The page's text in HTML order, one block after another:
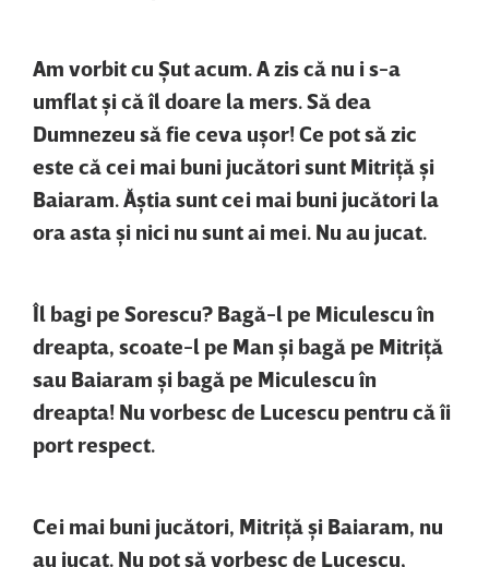
Am vorbit cu Şut acum. A zis că nu i s-a
umflat şi că îl doare la mers. Să dea
Dumnezeu să fie ceva uşor! Ce pot să zic
este că cei mai buni jucători sunt Mitriţă şi
Baiaram. Ăştia sunt cei mai buni jucători la
ora asta şi nici nu sunt ai mei. Nu au jucat.
Îl bagi pe Sorescu? Bagă-l pe Miculescu în
dreapta, scoate-l pe Man şi bagă pe Mitriţă
sau Baiaram şi bagă pe Miculescu în
dreapta! Nu vorbesc de Lucescu pentru că îi
port respect.
Cei mai buni jucători, Mitriţă şi Baiaram, nu
au jucat. Nu pot să vorbesc de Lucescu,